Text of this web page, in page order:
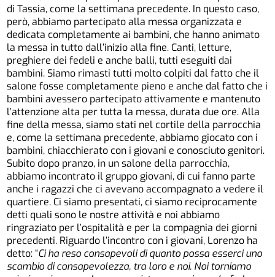
di Tassia, come la settimana precedente. In questo caso,
però, abbiamo partecipato alla messa organizzata e
dedicata completamente ai bambini, che hanno animato
la messa in tutto dall’inizio alla fine. Canti, letture,
preghiere dei fedeli e anche balli, tutti eseguiti dai
bambini. Siamo rimasti tutti molto colpiti dal fatto che il
salone fosse completamente pieno e anche dal fatto che i
bambini avessero partecipato attivamente e mantenuto
l’attenzione alta per tutta la messa, durata due ore. Alla
fine della messa, siamo stati nel cortile della parrocchia
e, come la settimana precedente, abbiamo giocato con i
bambini, chiacchierato con i giovani e conosciuto genitori.
Subito dopo pranzo, in un salone della parrocchia,
abbiamo incontrato il gruppo giovani, di cui fanno parte
anche i ragazzi che ci avevano accompagnato a vedere il
quartiere. Ci siamo presentati, ci siamo reciprocamente
detti quali sono le nostre attività e noi abbiamo
ringraziato per l’ospitalità e per la compagnia dei giorni
precedenti. Riguardo l’incontro con i giovani, Lorenzo ha
detto: “Ci ha reso consapevoli di quanto possa esserci uno
scambio di consapevolezza, tra loro e noi. Noi torniamo